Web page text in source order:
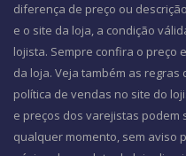
diferença de preço ou
e o site da loja, a condição
lojista. Sempre confira o preço
da loja. Veja também as
política de vendas no site do
e preços dos varejistas
qualquer momento, sem aviso